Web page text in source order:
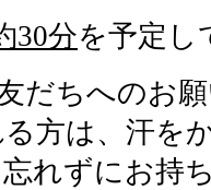
30分を予定し
だちへのお
方は、汗を
れずにお持